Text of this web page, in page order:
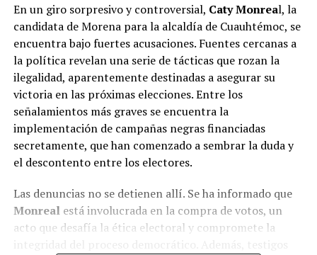
En un giro sorpresivo y controversial, Caty Monreal, la
candidata de Morena para la alcaldía de Cuauhtémoc, se
encuentra bajo fuertes acusaciones. Fuentes cercanas a
la política revelan una serie de tácticas que rozan la
ilegalidad, aparentemente destinadas a asegurar su
victoria en las próximas elecciones. Entre los
señalamientos más graves se encuentra la
implementación de campañas negras financiadas
secretamente, que han comenzado a sembrar la duda y
el descontento entre los electores.
Las denuncias no se detienen allí. Se ha informado que
Monreal está involucrada en la compra de votos, un
acto que desafía la ética electoral y compromete la